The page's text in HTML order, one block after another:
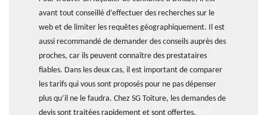
avant tout conseillé d’effectuer des recherches sur le
web et de limiter les requêtes géographiquement. Il est
aussi recommandé de demander des conseils auprès des
proches, car ils peuvent connaître des prestataires
fiables. Dans les deux cas, il est important de comparer
les tarifs qui vous sont proposés pour ne pas dépenser
plus qu’il ne le faudra. Chez SG Toiture, les demandes de
devis sont traitées rapidement et sont offertes.